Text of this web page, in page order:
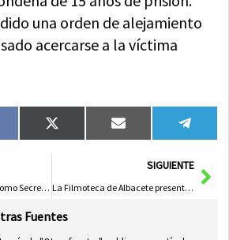
una orden de alejamiento
acercarse a la víctima
Compartir
en
X
(Twitter)
Compartir
en
Email
en
Matilde Yebra Asume como Secretaria General del Consejo Social de la UCLM
SIGUIENTE
La Filmoteca de Albacete presenta una exposición sobre José Luis Cuerda con piezas de archivo únicas
Fuentes